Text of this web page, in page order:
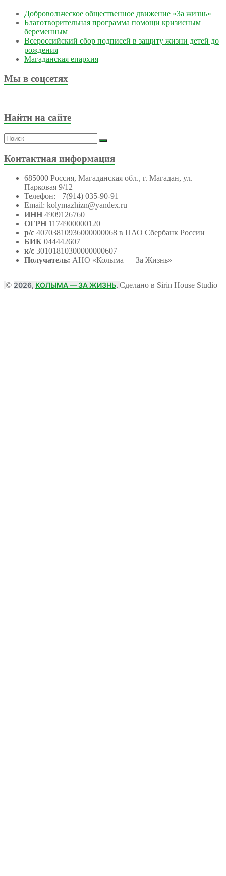
Добровольческое общественное движение «За жизнь»
Благотворительная программа помощи кризисным
беременным
Всероссийский сбор подписей в защиту жизни детей до
рождения
Магаданская епархия
Мы в соцсетях
Найти на сайте
Контактная информация
685000 Россия, Магаданская обл., г. Магадан, ул.
Парковая 9/12
Телефон: +7(914) 035-90-91
Email: kolymazhizn@yandex.ru
ИНН 4909126760
ОГРН 1174900000120
р/с 40703810936000000068 в ПАО Сбербанк России
БИК 044442607
к/с 30101810300000000607
Получатель: АНО «Колыма — За Жизнь»
© 2026, КОЛЫМА — ЗА ЖИЗНЬ. Сделано в Sirin House Studio